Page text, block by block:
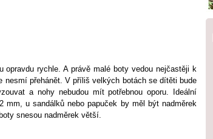
rychle. A právě malé boty vedou nejčastěji k
nesmí přehánět. V příliš velkých botách se dítěti bude
a nohy nebudou mít potřebnou oporu. Ideální
u sandálků nebo papuček by měl být nadměrek
snesou nadměrek větší.